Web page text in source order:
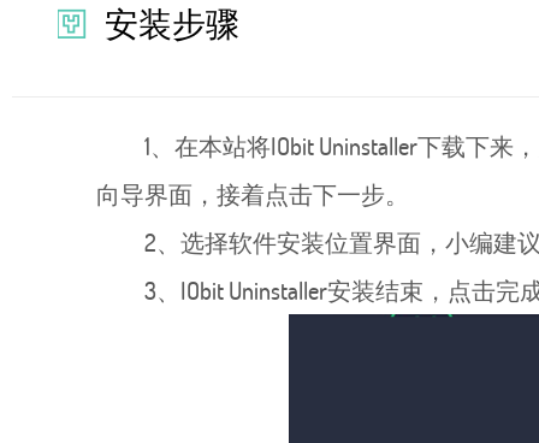
安装步骤
1、在本站将IObit Uninstaller下载下来
向导界面，接着点击下一步。
2、选择软件安装位置界面，小编建
3、IObit Uninstaller安装结束，点击完